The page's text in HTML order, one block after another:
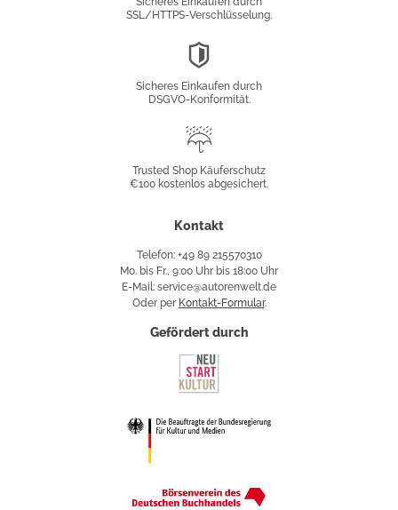
SSL/HTTPS-Verschlüsselung.
Sicheres Einkaufen durch
DSGVO-Konformität.
Käuferschutz
Trusted Shop Käuferschutz
€100 kostenlos abgesichert.
Kontakt
Telefon: +49 89 215570310
Mo. bis Fr., 9:00 Uhr bis 18:00 Uhr
E-Mail: service@autorenwelt.de
Oder per Kontakt-Formular.
Gefördert durch